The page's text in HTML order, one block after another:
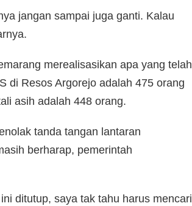
jangan sampai juga ganti. Kalau
merealisasikan apa yang telah
di Resos Argorejo adalah 475 orang
asih adalah 448 orang.
tanda tangan lantaran
berharap, pemerintah
ditutup, saya tak tahu harus mencari